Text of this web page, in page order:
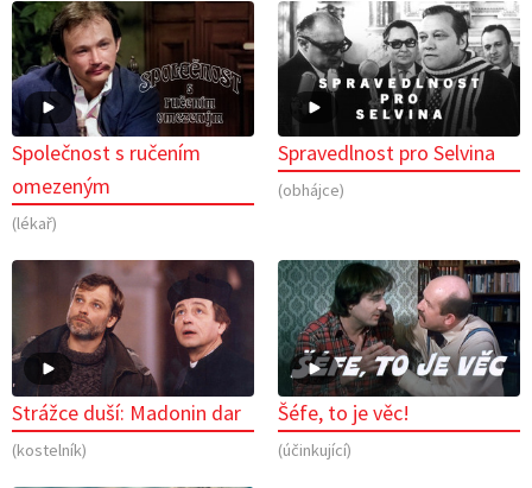
Společnost s ručením
omezeným
(lékař)
Spravedlnost pro Selvina
(obhájce)
Strážce duší: Madonin dar
(kostelník)
Šéfe, to je věc!
(účinkující)